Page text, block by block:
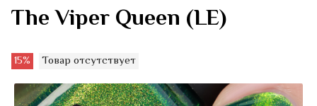
The Viper Queen (LE)
15% Товар отсутствует